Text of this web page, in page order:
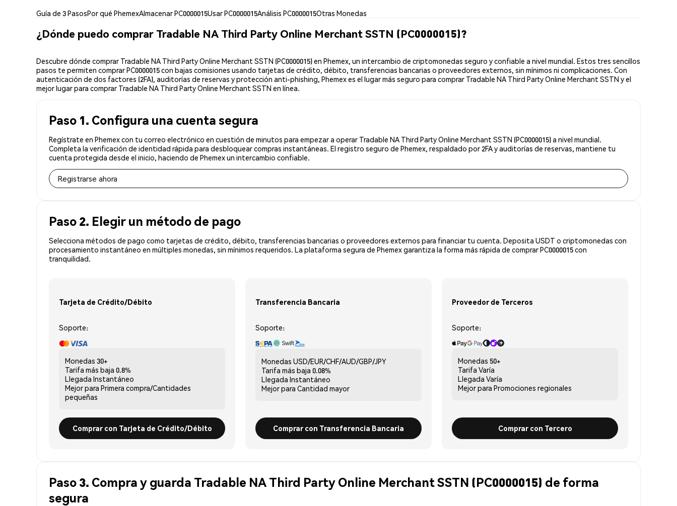
Guía de 3 PasosPor qué PhemexAlmacenar PC0000015Usar PC0000015Análisis PC0000015Otras Monedas
¿Dónde puedo comprar Tradable NA Third Party Online Merchant SSTN (PC0000015)?
Descubre dónde comprar Tradable NA Third Party Online Merchant SSTN (PC0000015) en Phemex, un intercambio de criptomonedas seguro y confiable a nivel mundial. Estos tres sencillos
pasos te permiten comprar PC0000015 con bajas comisiones usando tarjetas de crédito, débito, transferencias bancarias o proveedores externos, sin mínimos ni complicaciones. Con
autenticación de dos factores (2FA), auditorías de reservas y protección anti-phishing, Phemex es el lugar más seguro para comprar Tradable NA Third Party Online Merchant SSTN y el
mejor lugar para comprar Tradable NA Third Party Online Merchant SSTN en línea.
Paso 1. Configura una cuenta segura
Regístrate en Phemex con tu correo electrónico en cuestión de minutos para empezar a operar Tradable NA Third Party Online Merchant SSTN (PC0000015) a nivel mundial.
Completa la verificación de identidad rápida para desbloquear compras instantáneas. El registro seguro de Phemex, respaldado por 2FA y auditorías de reservas, mantiene tu
cuenta protegida desde el inicio, haciendo de Phemex un intercambio confiable.
Registrarse ahora
Paso 2. Elegir un método de pago
Selecciona métodos de pago como tarjetas de crédito, débito, transferencias bancarias o proveedores externos para financiar tu cuenta. Deposita USDT o criptomonedas con
procesamiento instantáneo en múltiples monedas, sin mínimos requeridos. La plataforma segura de Phemex garantiza la forma más rápida de comprar PC0000015 con
tranquilidad.
Tarjeta de Crédito/Débito
Soporte:
Monedas 30+
Tarifa más baja 0.8%
Llegada Instantáneo
Mejor para Primera compra/Cantidades
pequeñas
Comprar con Tarjeta de Crédito/Débito
Transferencia Bancaria
Soporte:
Monedas USD/EUR/CHF/AUD/GBP/JPY
Tarifa más baja 0.08%
Llegada Instantáneo
Mejor para Cantidad mayor
Comprar con Transferencia Bancaria
Proveedor de Terceros
Soporte:
Monedas 50+
Tarifa Varía
Llegada Varía
Mejor para Promociones regionales
Comprar con Tercero
Paso 3. Compra y guarda Tradable NA Third Party Online Merchant SSTN (PC0000015) de forma
segura